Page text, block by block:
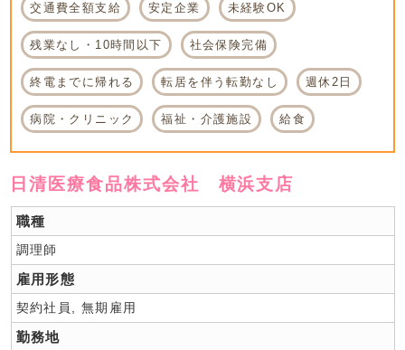
交通費全額支給 安定企業 未経験OK
残業なし・10時間以下 社会保険完備
終電までに帰れる 転居を伴う転勤なし 週休2日
病院・クリニック 福祉・介護施設 給食
日清医療食品株式会社 横浜支店
職種
調理師
雇用形態
契約社員, 無期雇用
勤務地